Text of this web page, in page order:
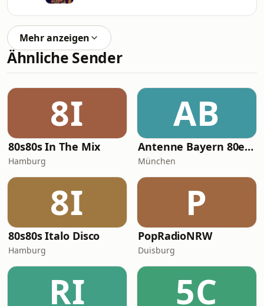
Mehr anzeigen
Ähnliche Sender
8I
80s80s In The Mix
Hamburg
AB
Antenne Bayern 80er Disco Hits
München
8I
80s80s Italo Disco
Hamburg
P
PopRadioNRW
Duisburg
RI 5C